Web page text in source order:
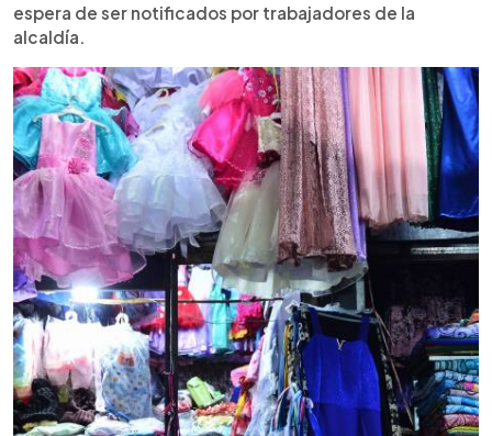
espera de ser notificados por trabajadores de la
alcaldía.